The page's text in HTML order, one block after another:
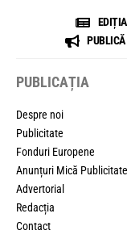
PUBLICAȚIA
Despre noi
Publicitate
Fonduri Europene
Anunțuri Mică Publicitate
Advertorial
Redacția
Contact